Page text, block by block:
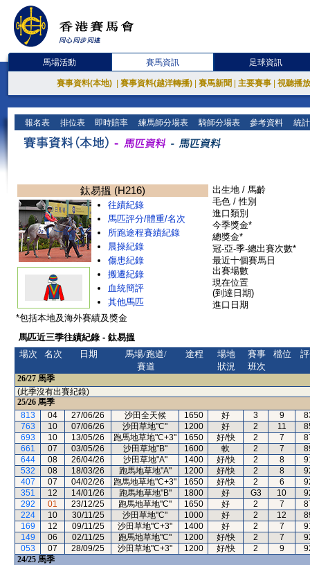
馬場活動 賽馬資訊 足球資訊
賽事資料(本地) 賽事資料(越洋轉播) 賽馬新聞 主要賽事 視聽播
報名表 排位表 即時賠率 練馬師分場表 騎師分場表 參考資料 統
鈦易搵 (H216)
往績紀錄
馬匹評分/體重/名次
所跑途程賽績紀錄
晨操紀錄
傷患紀錄
搬遷紀錄
血統簡評
其他馬匹
出生地 / 馬齡
毛色 / 性別
進口類別
今季獎金*
總獎金*
冠-亞-季-總出賽次數*
最近十個賽馬日
出賽場數
現在位置
(到達日期)
進口日期
*包括本地及海外賽績及獎金
馬匹近三季往績紀錄 - 鈦易搵
場次
名次 日期
馬場/跑道/
賽道
途程
場地
狀況
賽事
班次
檔位
26/27 馬季
(此季沒有出賽紀錄)
25/26 馬季
813
04 27/06/26 沙田全天候 1650 好 3 9
763
10 07/06/26 沙田草地"C" 1200 好 2 11
693
10 13/05/26 跑馬地草地"C+3" 1650 好/快 2 7
661
07 03/05/26 沙田草地"B" 1600 軟 2 7
644
08 26/04/26 沙田草地"A" 1400 好/快 2 8
532
08 18/03/26 跑馬地草地"A" 1200 好/快 2 8
407
07 04/02/26 跑馬地草地"C+3" 1650 好/快 2 6
351
12 14/01/26 跑馬地草地"B" 1800 好 G3 10
292
01 23/12/25 跑馬地草地"C" 1650 好 2 7
224
10 30/11/25 沙田草地"C" 1000 好 2 12
169
12 09/11/25 沙田草地"C+3" 1400 好 2 7
149
06 02/11/25 跑馬地草地"C" 1200 好/快 2 7
053
07 28/09/25 沙田草地"C+3" 1200 好/快 2 9
24/25 馬季